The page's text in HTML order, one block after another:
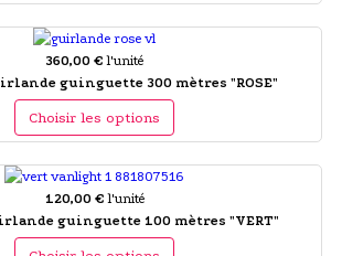
360,00 € l'unité
guinguette 300 mètres "ROSE"
Choisir les options
120,00 € l'unité
guinguette 100 mètres "VERT"